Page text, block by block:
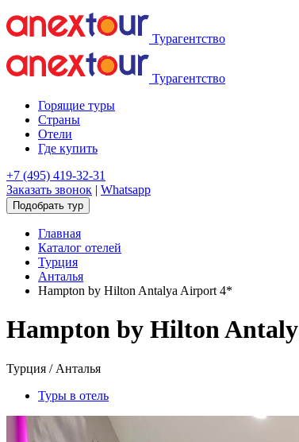
Турагентство
Турагентство
Горящие туры
Страны
Отели
Где купить
+7 (495) 419-32-31
Заказать звонок | Whatsapp
Подобрать тур
Главная
Каталог отелей
Турция
Анталья
Hampton by Hilton Antalya Airport 4*
Hampton by Hilton
Турция / Анталья
Туры в отель